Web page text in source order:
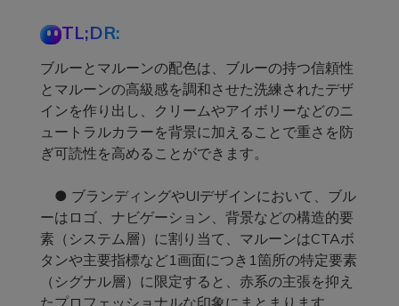
TL;DR:
ブルーとマルーンの配色は、ブルーの持つ信頼性
とマルーンの高級感を調和させた洗練されたデザ
インを作り出し、クリームやアイボリーなどのニ
ュートラルカラーを背景に加えることで重さを防
ぎ可読性を高めることができます。
● ブランディングやUIデザインにおいて、ブル
ーはロゴ、ナビゲーション、背景などの構造的要
素（システム層）に割り当て、マルーンはCTAボ
タンや主要指標など1画面につき1箇所の特定要素
（シグナル層）に限定すると、赤系の主張を抑え
たプロフェッショナルな印象にまとまります。